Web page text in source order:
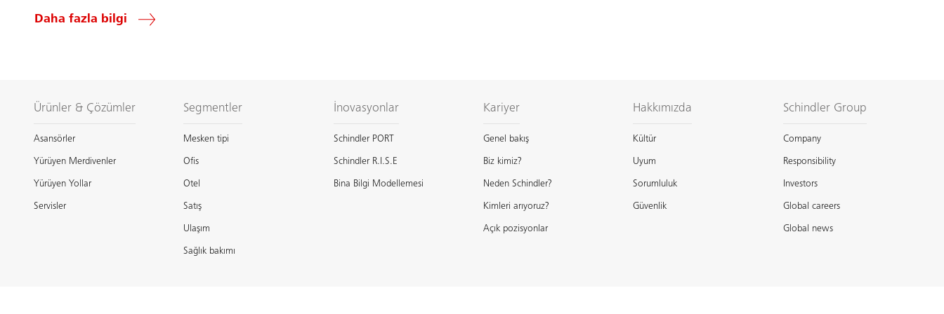
Daha fazla bilgi
Ürünler & Çözümler
Asansörler
Yürüyen Merdivenler
Yürüyen Yollar
Servisler
Segmentler
Mesken tipi
Ofis
Otel
Satış
Ulaşım
Sağlık bakımı
İnovasyonlar
Schindler PORT
Schindler R.I.S.E
Bina Bilgi Modellemesi
Kariyer
Genel bakış
Biz kimiz?
Neden Schindler?
Kimleri arıyoruz?
Açık pozisyonlar
Hakkımızda
Kültür
Uyum
Sorumluluk
Güvenlik
Schindler Group
Company
Responsibility
Investors
Global careers
Global news